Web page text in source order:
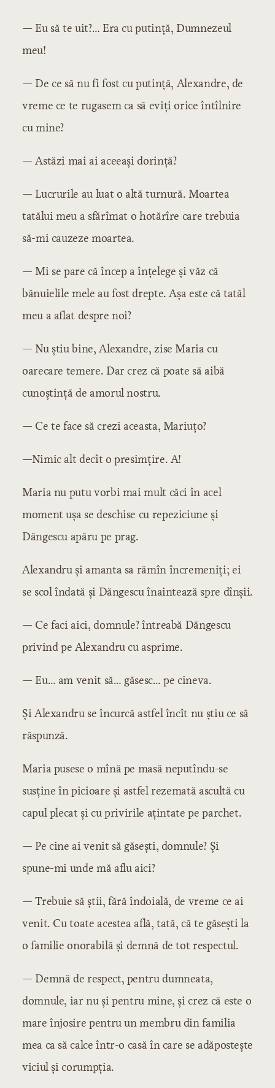
— Eu să te uit?… Era cu putință, Dumnezeul
meu!
— De ce să nu fi fost cu putință, Alexandre, de
vreme ce te rugasem ca să eviți orice întîlnire
cu mine?
— Astăzi mai ai aceeași dorință?
— Lucrurile au luat o altă turnură. Moartea
tatălui meu a sfărîmat o hotărîre care trebuia
să-mi cauzeze moartea.
— Mi se pare că încep a înțelege și văz că
bănuielile mele au fost drepte. Așa este că tatăl
meu a aflat despre noi?
— Nu știu bine, Alexandre, zise Maria cu
oarecare temere. Dar crez că poate să aibă
cunoștință de amorul nostru.
— Ce te face să crezi aceasta, Mariuțo?
—Nimic alt decît o presimțire. A!
Maria nu putu vorbi mai mult căci în acel
moment ușa se deschise cu repeziciune și
Dăngescu apăru pe prag.
Alexandru și amanta sa rămîn încremeniți; ei
se scol îndată și Dăngescu înaintează spre dînșii.
— Ce faci aici, domnule? întreabă Dăngescu
privind pe Alexandru cu asprime.
— Eu… am venit să… găsesc… pe cineva.
Și Alexandru se încurcă astfel încît nu știu ce să
răspunză.
Maria pusese o mînă pe masă neputîndu-se
susține în picioare și astfel rezemată ascultă cu
capul plecat și cu privirile ațintate pe parchet.
— Pe cine ai venit să găsești, domnule? Și
spune-mi unde mă aflu aici?
— Trebuie să știi, fără îndoială, de vreme ce ai
venit. Cu toate acestea află, tată, că te găsești la
o familie onorabilă și demnă de tot respectul.
— Demnă de respect, pentru dumneata,
domnule, iar nu și pentru mine, și crez că este o
mare înjosire pentru un membru din familia
mea ca să calce într-o casă în care se adăpostește
viciul și corumpția.